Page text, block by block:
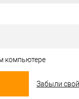
компьютере
Забыли